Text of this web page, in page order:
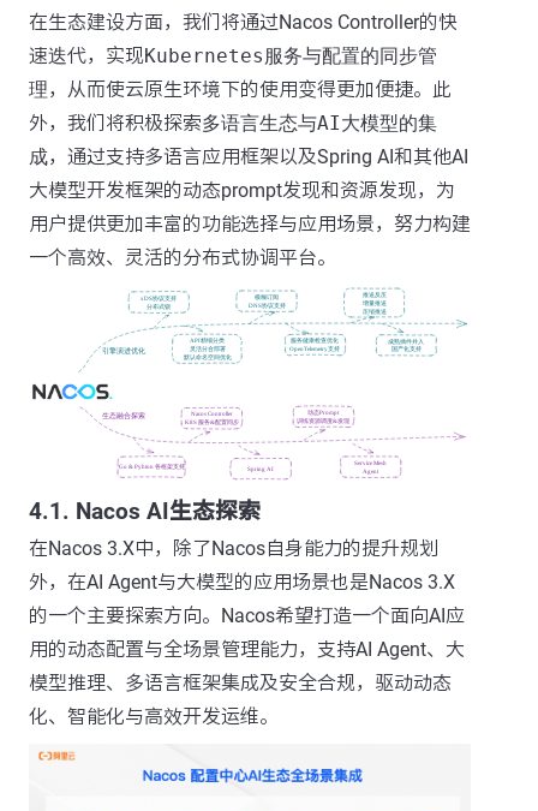
在生态建设方面，我们将通过Nacos Controller的快
速迭代，实现Kubernetes服务与配置的同步管
理，从而使云原生环境下的使用变得更加便捷。此
外，我们将积极探索多语言生态与AI大模型的集
成，通过支持多语言应用框架以及Spring AI和其他AI
大模型开发框架的动态prompt发现和资源发现，为
用户提供更加丰富的功能选择与应用场景，努力构建
一个高效、灵活的分布式协调平台。
4.1. Nacos AI生态探索
在Nacos 3.X中，除了Nacos自身能力的提升规划
外，在AI Agent与大模型的应用场景也是Nacos 3.X
的一个主要探索方向。Nacos希望打造一个面向AI应
用的动态配置与全场景管理能力，支持AI Agent、大
模型推理、多语言框架集成及安全合规，驱动动态
化、智能化与高效开发运维。